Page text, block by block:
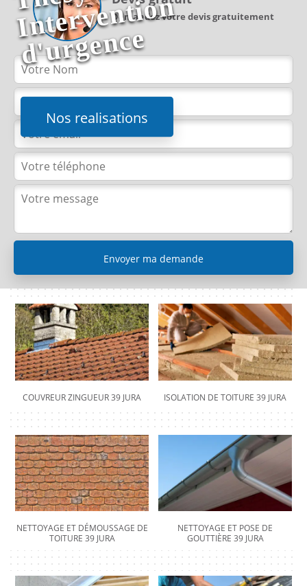
n
e
Nos realisations
Demandez votre devis gratuitement
COUVREUR ZINGUEUR 39 JURA ISOLATION DE TOITURE 39 JURA
NETTOYAGE ET DÉMOUSSAGE DE
TOITURE 39 JURA
NETTOYAGE ET POSE DE
GOUTTIÈRE 39 JURA